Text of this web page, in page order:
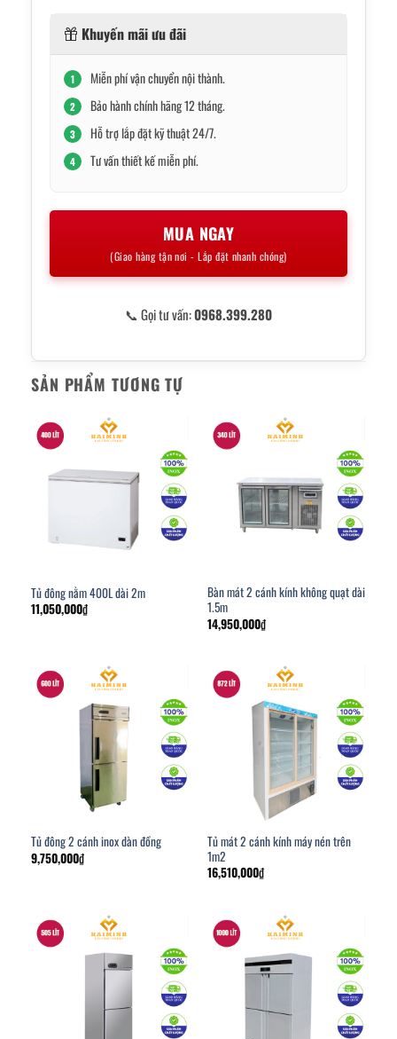
Khuyến mãi ưu đãi
1 Miễn phí vận chuyển nội thành.
2 Bảo hành chính hãng 12 tháng.
3 Hỗ trợ lắp đặt kỹ thuật 24/7.
4 Tư vấn thiết kế miễn phí.
MUA NGAY
(Giao hàng tận nơi - Lắp đặt nhanh chóng)
📞 Gọi tư vấn:0968.399.280
SẢN PHẨM TƯƠNG TỰ
Tủ đông nằm 400L dài 2m
11,050,000₫
Bàn mát 2 cánh kính không quạt dài
1.5m
14,950,000₫
Tủ đông 2 cánh inox dàn đồng
9,750,000₫
Tủ mát 2 cánh kính máy nén trên
1m2
16,510,000₫